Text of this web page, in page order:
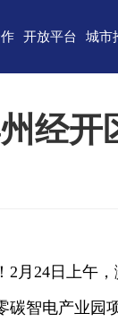
开放平台
山东)自由贸易试验
新技术产业开发区
济（技术）开发区
城市
济南
淄博
东营
临沂
滨州
经
2月24日上午
碳智电产业园